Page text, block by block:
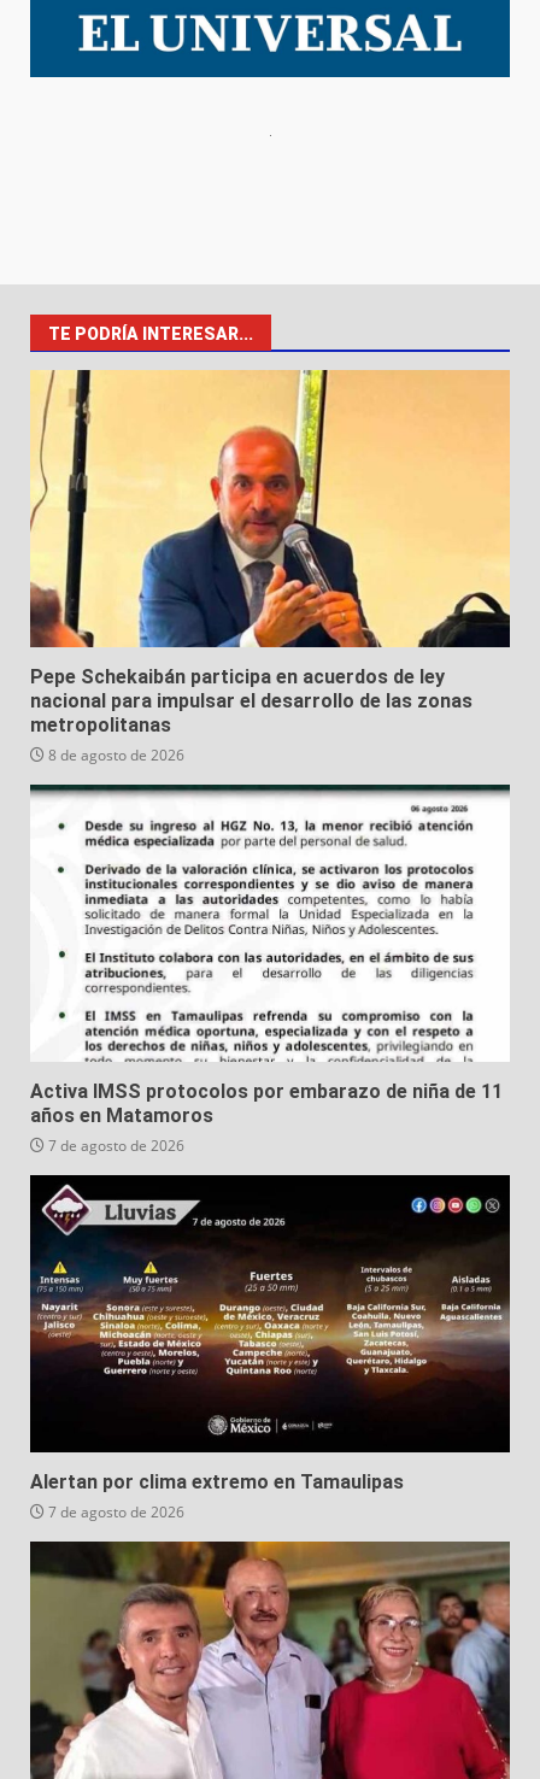
TE PODRÍA INTERESAR...
Pepe Schekaibán participa en acuerdos de ley
nacional para impulsar el desarrollo de las zonas
metropolitanas
8 de agosto de 2026
Activa IMSS protocolos por embarazo de niña de 11
años en Matamoros
7 de agosto de 2026
Alertan por clima extremo en Tamaulipas
7 de agosto de 2026